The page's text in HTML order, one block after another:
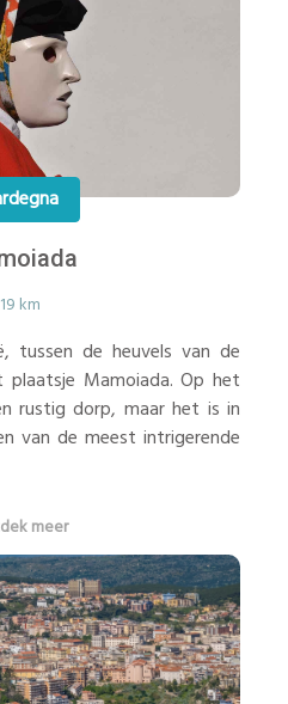
19 km
tussen de heuvels van de
Mamoiada. Op het
rustig dorp, maar het is in
van de meest intrigerende
meer